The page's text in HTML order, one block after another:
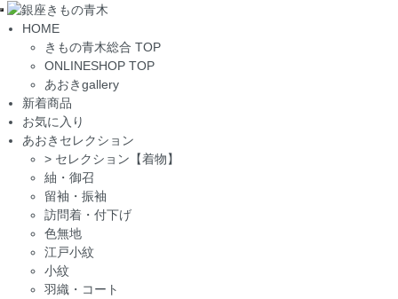
Toggle
navigation
HOME
きもの青木総合 TOP
ONLINESHOP TOP
あおきgallery
新着商品
お気に入り
あおきセレクション
> セレクション【着物】
紬・御召
留袖・振袖
訪問着・付下げ
色無地
江戸小紋
小紋
羽織・コート